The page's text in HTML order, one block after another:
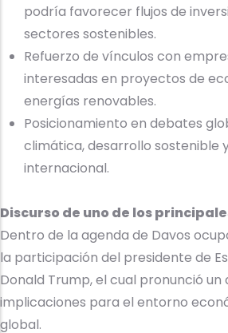
podría favorecer flujos de
sectores sostenibles.
Refuerzo de vínculos con
interesadas en proyectos de
energías renovables.
Posicionamiento en debates
climática, desarrollo sostenible
internacional.
Discurso de uno de los
Dentro de la agenda de Davos
la participación del presidente de
Donald Trump, el cual pronunció un
implicaciones para el entorno
global.